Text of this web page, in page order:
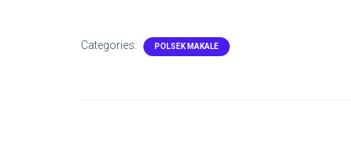
Categories: POLSEK MAKALE